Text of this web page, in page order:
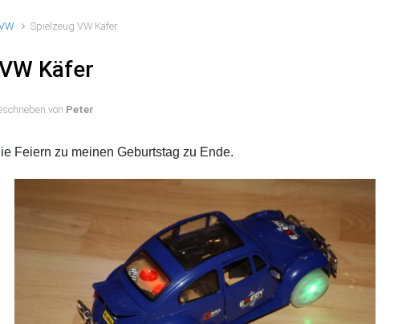
Spielzeug VW Käfer
Käfer
von Peter
Feiern zu meinen Geburtstag zu Ende.